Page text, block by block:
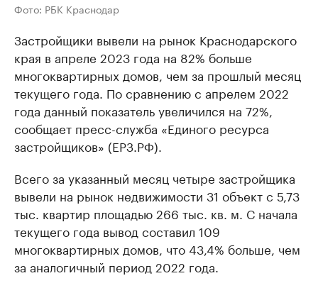
Фото: РБК Краснодар
Застройщики вывели на рынок Краснодарского
края в апреле 2023 года на 82% больше
многоквартирных домов, чем за прошлый месяц
текущего года. По сравнению с апрелем 2022
года данный показатель увеличился на 72%,
сообщает пресс-служба «Единого ресурса
застройщиков» (ЕРЗ.РФ).
Всего за указанный месяц четыре застройщика
вывели на рынок недвижимости 31 объект с 5,73
тыс. квартир площадью 266 тыс. кв. м. С начала
текущего года вывод составил 109
многоквартирных домов, что 43,4% больше, чем
за аналогичный период 2022 года.